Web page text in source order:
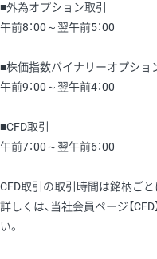
■外為オプション取引
午前8：00～翌午前5：00
■株価指数バイナリーオプショ
午前9：00～翌午前4：00
■CFD取引
午前7：00～翌午前6：00
CFD取引の取引時間は銘柄ごと
詳しくは、当社会員ページ【
い。